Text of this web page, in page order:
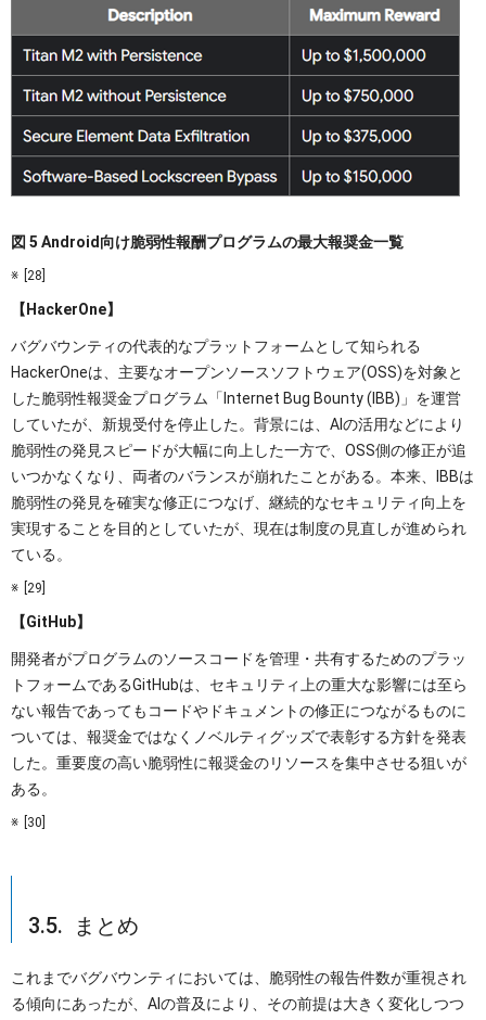
図 5 Android向け脆弱性報酬プログラムの最大報奨金一覧
[28]
【HackerOne】
バグバウンティの代表的なプラットフォームとして知られる
HackerOneは、主要なオープンソースソフトウェア(OSS)を対象と
した脆弱性報奨金プログラム「Internet Bug Bounty (IBB)」を運営
していたが、新規受付を停止した。背景には、AIの活用などにより
脆弱性の発見スピードが大幅に向上した一方で、OSS側の修正が追
いつかなくなり、両者のバランスが崩れたことがある。本来、IBBは
脆弱性の発見を確実な修正につなげ、継続的なセキュリティ向上を
実現することを目的としていたが、現在は制度の見直しが進められ
ている。
[29]
【GitHub】
開発者がプログラムのソースコードを管理・共有するためのプラッ
トフォームであるGitHubは、セキュリティ上の重大な影響には至ら
ない報告であってもコードやドキュメントの修正につながるものに
ついては、報奨金ではなくノベルティグッズで表彰する方針を発表
した。重要度の高い脆弱性に報奨金のリソースを集中させる狙いが
ある。
[30]
3.5. まとめ
これまでバグバウンティにおいては、脆弱性の報告件数が重視され
る傾向にあったが、AIの普及により、その前提は大きく変化しつつ